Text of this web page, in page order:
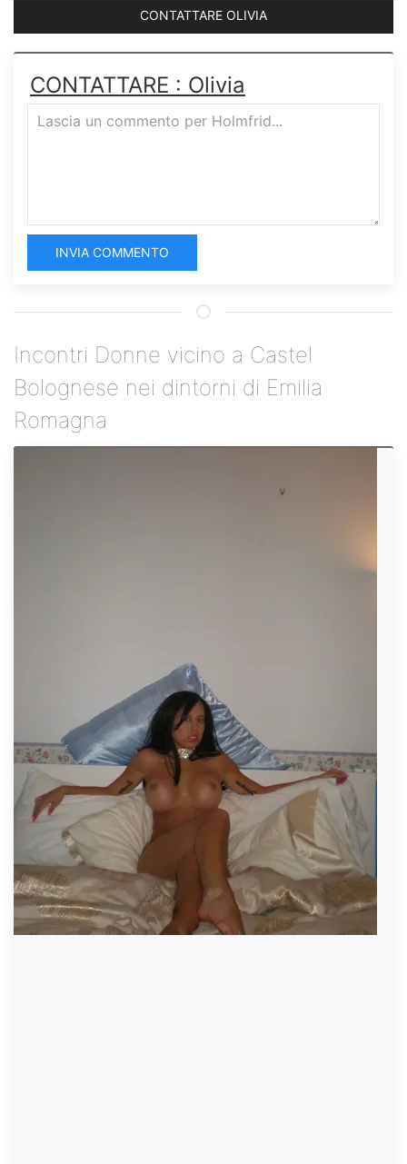
CONTATTARE OLIVIA
CONTATTARE : Olivia
INVIA COMMENTO
Incontri Donne vicino a Castel
Bolognese nei dintorni di Emilia
Romagna